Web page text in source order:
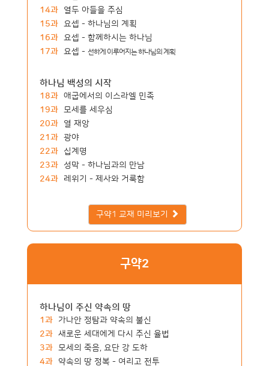
14과
열두 아들을 주심
15과 요셉 - 하나님의 계획
16과 요셉 - 함께하시는 하나님
17과 요셉 - 선하게 이루어지는 하나님의 계획
하나님 백성의 시작
18과 애굽에서의 이스라엘 민족
19과 모세를 세우심
20과
열 재앙
21과 광야
22과
십계명
23과 성막 - 하나님과의 만남
24과
레위기 - 제사와 거룩함
구약1 교재 미리보기
구약2
하나님이 주신 약속의 땅
1과
가나안 정탐과 약속의 불신
2과 새로운 세대에게 다시 주신 율법
3과 모세의 죽음, 요단 강 도하
4과
약속의 땅 정복 - 여리고 전투